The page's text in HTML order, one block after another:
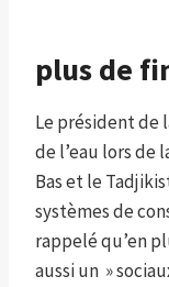
plus de
Le président de
de l’eau lors de
Bas et le
systèmes de
rappelé qu’en
aussi un »